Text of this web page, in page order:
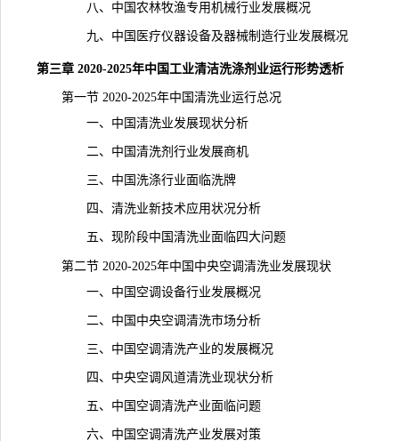
八、中国农林牧渔专用机械行业发展概况
九、中国医疗仪器设备及器械制造行业发展概况
第三章 2020-2025年中国工业清洁洗涤剂业运行形势透析
第一节 2020-2025年中国清洗业运行总况
一、中国清洗业发展现状分析
二、中国清洗剂行业发展商机
三、中国洗涤行业面临洗牌
四、清洗业新技术应用状况分析
五、现阶段中国清洗业面临四大问题
第二节 2020-2025年中国中央空调清洗业发展现状
一、中国空调设备行业发展概况
二、中国中央空调清洗市场分析
三、中国空调清洗产业的发展概况
四、中央空调风道清洗业现状分析
五、中国空调清洗产业面临问题
六、中国空调清洗产业发展对策